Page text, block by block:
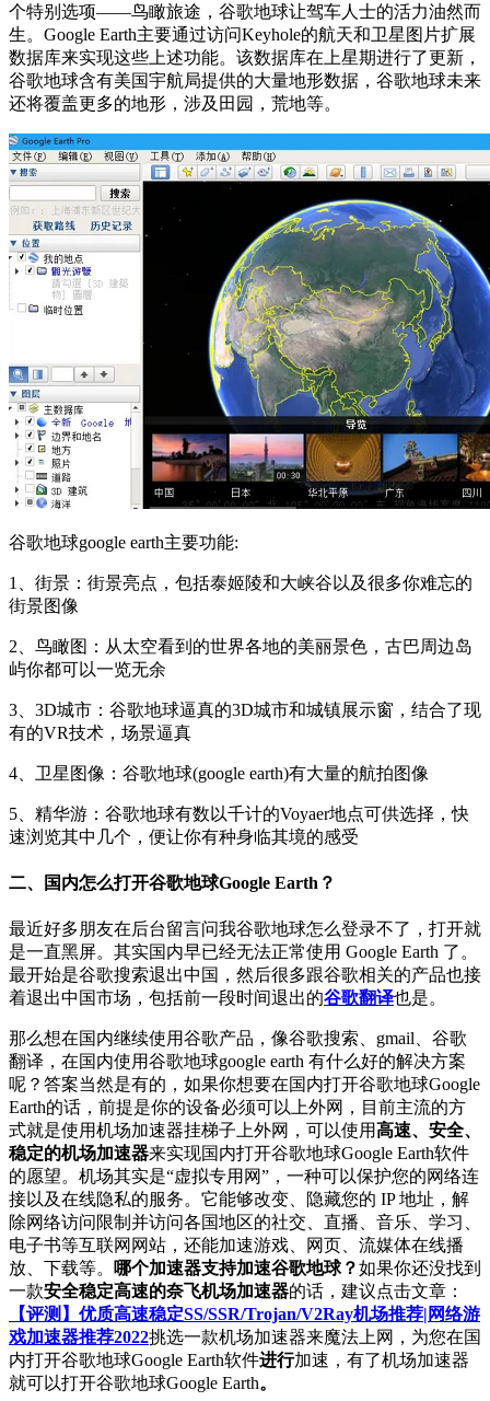
个特别选项——鸟瞰旅途，谷歌地球让驾车人士的活力油然而
生。Google Earth主要通过访问Keyhole的航天和卫星图片扩展
数据库来实现这些上述功能。该数据库在上星期进行了更新，
谷歌地球含有美国宇航局提供的大量地形数据，谷歌地球未来
还将覆盖更多的地形，涉及田园，荒地等。
谷歌地球google earth主要功能:
1、街景：街景亮点，包括泰姬陵和大峡谷以及很多你难忘的
街景图像
2、鸟瞰图：从太空看到的世界各地的美丽景色，古巴周边岛
屿你都可以一览无余
3、3D城市：谷歌地球逼真的3D城市和城镇展示窗，结合了现
有的VR技术，场景逼真
4、卫星图像：谷歌地球(google earth)有大量的航拍图像
5、精华游：谷歌地球有数以千计的Voyaer地点可供选择，快
速浏览其中几个，便让你有种身临其境的感受
二、国内怎么打开谷歌地球Google Earth？
最近好多朋友在后台留言问我谷歌地球怎么登录不了，打开就
是一直黑屏。其实国内早已经无法正常使用 Google Earth 了。
最开始是谷歌搜索退出中国，然后很多跟谷歌相关的产品也接
着退出中国市场，包括前一段时间退出的谷歌翻译也是。
那么想在国内继续使用谷歌产品，像谷歌搜索、gmail、谷歌
翻译，在国内使用谷歌地球google earth 有什么好的解决方案
呢？答案当然是有的，如果你想要在国内打开谷歌地球Google
Earth的话，前提是你的设备必须可以上外网，目前主流的方
式就是使用机场加速器挂梯子上外网，可以使用高速、安全、
稳定的机场加速器来实现国内打开谷歌地球Google Earth软件
的愿望。机场其实是“虚拟专用网”，一种可以保护您的网络连
接以及在线隐私的服务。它能够改变、隐藏您的 IP 地址，解
除网络访问限制并访问各国地区的社交、直播、音乐、学习、
电子书等互联网网站，还能加速游戏、网页、流媒体在线播
放、下载等。
哪个加速器支持加速谷歌地球？如果你还没找到
一款安全稳定高速的奈飞机场加速器的话，建议点击文章：
【评测】优质高速稳定SS/SSR/Trojan/V2Ray机场推荐|网络游
戏加速器推荐2022挑选一款机场加速器来魔法上网，为您在国
内打开谷歌地球Google Earth软件进行加速，有了机场加速器
就可以打开谷歌地球Google Earth。